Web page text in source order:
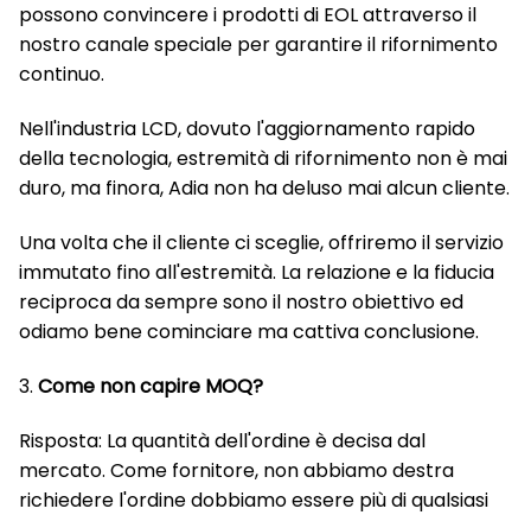
possono convincere i prodotti di EOL attraverso il
nostro canale speciale per garantire il rifornimento
continuo.
Nell'industria LCD, dovuto l'aggiornamento rapido
della tecnologia, estremità di rifornimento non è mai
duro, ma finora, Adia non ha deluso mai alcun cliente.
Una volta che il cliente ci sceglie, offriremo il servizio
immutato fino all'estremità. La relazione e la fiducia
reciproca da sempre sono il nostro obiettivo ed
odiamo bene cominciare ma cattiva conclusione.
3. Come non capire MOQ?
Risposta: La quantità dell'ordine è decisa dal
mercato. Come fornitore, non abbiamo destra
richiedere l'ordine dobbiamo essere più di qualsiasi